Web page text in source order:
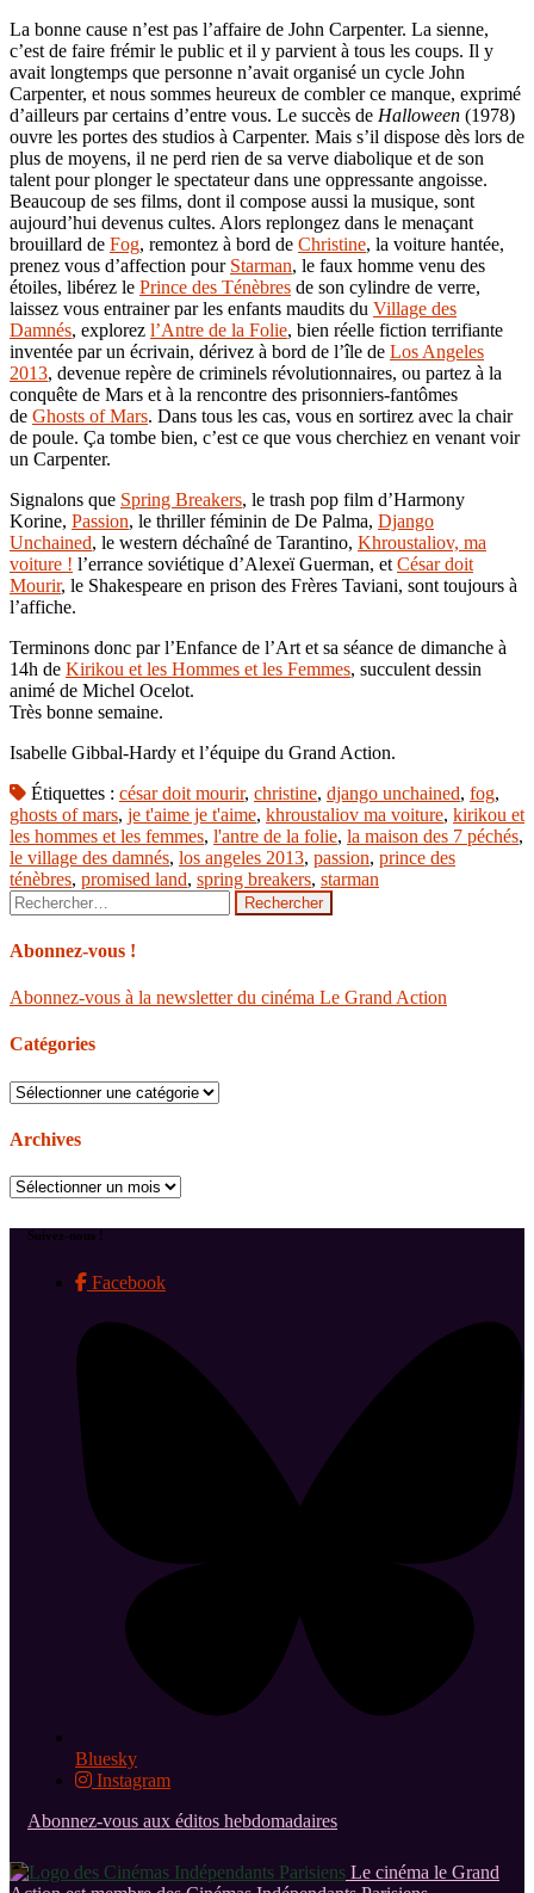
La bonne cause n’est pas l’affaire de John Carpenter. La sienne,
c’est de faire frémir le public et il y parvient à tous les coups. Il y
avait longtemps que personne n’avait organisé un cycle John
Carpenter, et nous sommes heureux de combler ce manque, exprimé
d’ailleurs par certains d’entre vous. Le succès de Halloween (1978)
ouvre les portes des studios à Carpenter. Mais s’il dispose dès lors de
plus de moyens, il ne perd rien de sa verve diabolique et de son
talent pour plonger le spectateur dans une oppressante angoisse.
Beaucoup de ses films, dont il compose aussi la musique, sont
aujourd’hui devenus cultes. Alors replongez dans le menaçant
brouillard de Fog, remontez à bord de Christine, la voiture hantée,
prenez vous d’affection pour Starman, le faux homme venu des
étoiles, libérez le Prince des Ténèbres de son cylindre de verre,
laissez vous entrainer par les enfants maudits du Village des
Damnés, explorez l’Antre de la Folie, bien réelle fiction terrifiante
inventée par un écrivain, dérivez à bord de l’île de Los Angeles
2013, devenue repère de criminels révolutionnaires, ou partez à la
conquête de Mars et à la rencontre des prisonniers-fantômes
de Ghosts of Mars. Dans tous les cas, vous en sortirez avec la chair
de poule. Ça tombe bien, c’est ce que vous cherchiez en venant voir
un Carpenter.
Signalons que Spring Breakers, le trash pop film d’Harmony
Korine, Passion, le thriller féminin de De Palma, Django
Unchained, le western déchaîné de Tarantino, Khroustaliov, ma
voiture ! l’errance soviétique d’Alexeï Guerman, et César doit
Mourir, le Shakespeare en prison des Frères Taviani, sont toujours à
l’affiche.
Terminons donc par l’Enfance de l’Art et sa séance de dimanche à
14h de Kirikou et les Hommes et les Femmes, succulent dessin
animé de Michel Ocelot.
Très bonne semaine.
Isabelle Gibbal-Hardy et l’équipe du Grand Action.
Étiquettes : césar doit mourir, christine, django unchained, fog,
ghosts of mars, je t'aime je t'aime, khroustaliov ma voiture, kirikou et
les hommes et les femmes, l'antre de la folie, la maison des 7 péchés,
le village des damnés, los angeles 2013, passion, prince des
ténèbres, promised land, spring breakers, starman
Rechercher :
Abonnez-vous !
Abonnez-vous à la newsletter du cinéma Le Grand Action
Catégories
Catégories
Archives
Archives
Suivez-nous !
Facebook
Bluesky
Instagram
Abonnez-vous aux éditos hebdomadaires
Le cinéma le Grand